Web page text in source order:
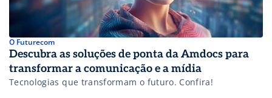
O Futurecom
Descubra as soluções de ponta da Amdocs para
transformar a comunicação e a mídia
Tecnologias que transformam o futuro. Confira!